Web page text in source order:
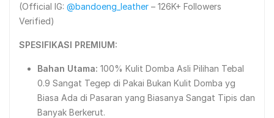
(Official IG: @bandoeng_leather – 126K+ Followers
Verified)
SPESIFIKASI PREMIUM:
Bahan Utama: 100% Kulit Domba Asli Pilihan Tebal
0.9 Sangat Tegep di Pakai Bukan Kulit Domba yg
Biasa Ada di Pasaran yang Biasanya Sangat Tipis dan
Banyak Berkerut.